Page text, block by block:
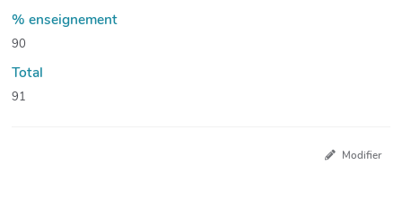
% enseignement
90
Total
91
Modifier